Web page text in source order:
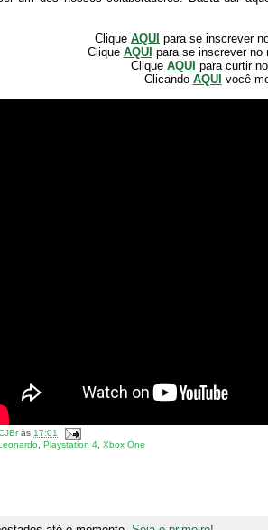
CliqueAQUI para se inscrever
Clique AQUI para se inscrever no
Clique AQUI para curtir
Clicando AQUI você
às17:01
,Playstation 4 ,Xbox One